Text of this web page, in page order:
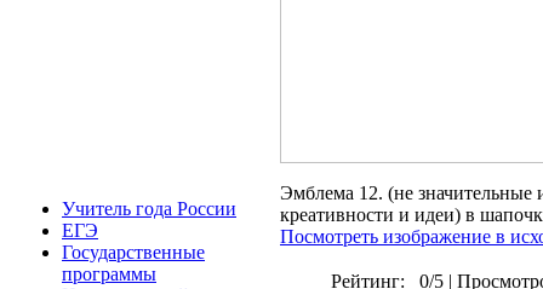
Учитель года России
ЕГЭ
Государственные
программы
Эмблема 12. (не значительные
креативности и идеи) в
Посмотреть изображение в
Рейтинг: 0/5 |